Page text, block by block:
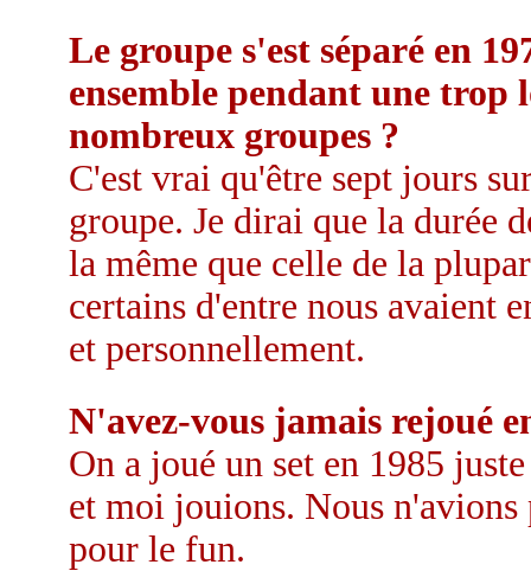
Le groupe s'est séparé en
ensemble pendant une trop
nombreux groupes ?
C'est vrai qu'être sept jours
groupe. Je dirai que la durée
la même que celle de la
certains d'entre nous avaient
et personnellement.
N'avez-vous jamais rejoué
On a joué un set en 1985
et moi jouions. Nous
pour le fun.